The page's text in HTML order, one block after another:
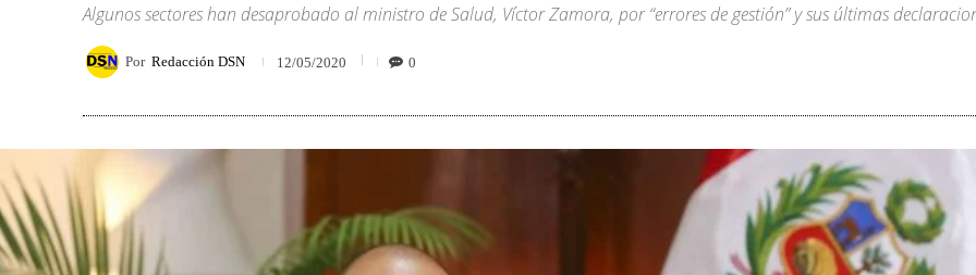
Algunos sectores han desaprobado al ministro de Salud, Víctor Zamora, por “errores de gestión” y sus últimas
Por Redacción DSN 12/05/2020 0